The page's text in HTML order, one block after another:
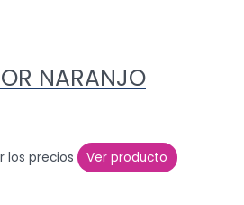
NARANJO
los precios Ver producto